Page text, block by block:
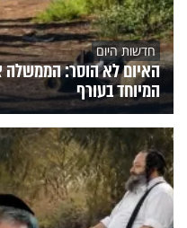
חדשות היום
האיום לא הוסר: הממשלה
המיוחד בעורף